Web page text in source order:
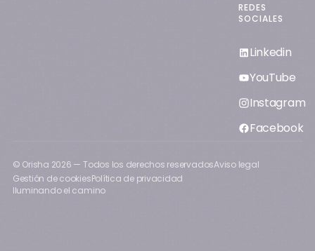
REDES
SOCIALES
Linkedin
YouTube
Instagram
Facebook
© Orisha 2026 — Todos los derechos reservadosAviso legal
Gestión de cookiesPolítica de privacidad
Iluminando el camino